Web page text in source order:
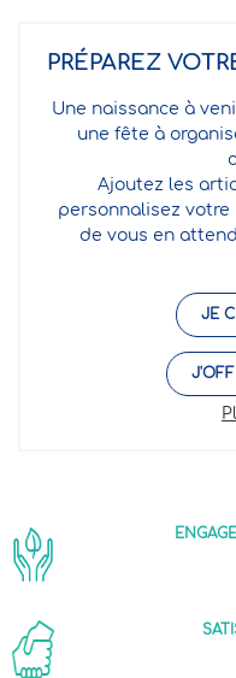
PRÉPAREZ
Une naissance à
une fête à
Ajoutez les
personnalisez
de vous en
JE